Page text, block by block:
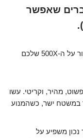
התחזוקה המונעת: 5 דברים שאפשר
אתם לא צריכים להיות מוסכניקים כדי לשמור על ה-500X שלכם
פשוט, מהיר, וקריטי. עשו
במשטח ישר, כשהמנוע
נכון משפיע על